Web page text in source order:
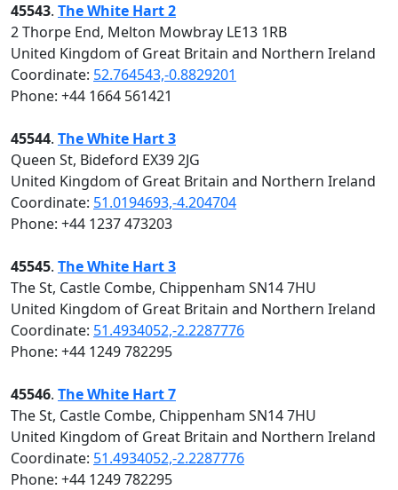
45543. The White Hart 2
2 Thorpe End, Melton Mowbray LE13 1RB
United Kingdom of Great Britain and Northern Ireland
Coordinate: 52.764543,-0.8829201
Phone: +44 1664 561421
45544. The White Hart 3
Queen St, Bideford EX39 2JG
United Kingdom of Great Britain and Northern Ireland
Coordinate: 51.0194693,-4.204704
Phone: +44 1237 473203
45545. The White Hart 3
The St, Castle Combe, Chippenham SN14 7HU
United Kingdom of Great Britain and Northern Ireland
Coordinate: 51.4934052,-2.2287776
Phone: +44 1249 782295
45546. The White Hart 7
The St, Castle Combe, Chippenham SN14 7HU
United Kingdom of Great Britain and Northern Ireland
Coordinate: 51.4934052,-2.2287776
Phone: +44 1249 782295